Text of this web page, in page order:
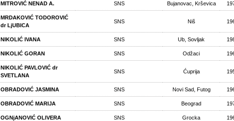
MITROVIĆ NENAD А. SNS Bujanovac, Krševica
MRDAKOVIĆ TODOROVIĆ
dr LjUBICA
SNS Niš
NIKOLIĆ IVANA SNS Ub, Sovljak
NIKOLIĆ GORAN SNS Odžaci
NIKOLIĆ PAVLOVIĆ dr
SVETLANA
SNS Ćuprija
OBRADOVIĆ JASMINA SNS Novi Sad, Futog
OBRADOVIĆ MARIJA SNS Beograd
OGNjANOVIĆ OLIVERA SNS Grocka